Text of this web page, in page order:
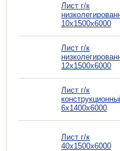
Лист г/к
10х1500х6000
Лист г/к
12х1500х6000
Лист г/к
6х1400х6000
Лист г/к
40х1500х6000